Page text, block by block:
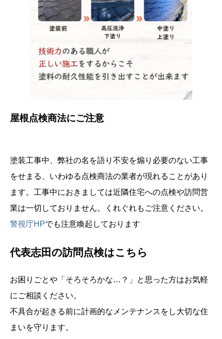
屋根点検商法にご注意
塗装工事中、弊社の名を語り不安を煽り必要のない工事
をせまる、いわゆる点検商法の業者が現れることがあり
ます。工事中におきましては近隣住宅への点検や訪問営
業は一切しておりません。くれぐれもご注意ください。
警視庁HPでも注意喚起しております
代表志田の訪問点検はこちら
お困りごとや「そろそろかな…？」と思った方はお気軽
にご相談ください。
不具合が起きる前に計画的なメンテナンスをし大切な住
まいを守ります。